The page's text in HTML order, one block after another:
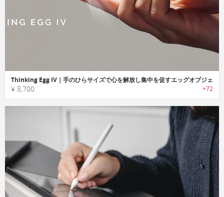
Thinking Egg IV｜手のひらサイズで心を解放し集中を促すエッグオブジェ
¥ 8,700 +72